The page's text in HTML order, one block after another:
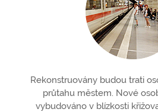
Rekonstruovány budou trati
průtahu městem. Nové
vybudováno v blízkosti